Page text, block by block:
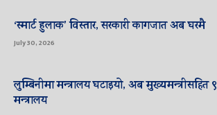
‘स्मार्ट हुलाक’ विस्तार, सरकारी कागजात अब घरमै
July 30, 2026
लुम्बिनीमा मन्त्रालय घटाइयो, अब मुख्यमन्त्रीसहित ९
मन्त्रालय